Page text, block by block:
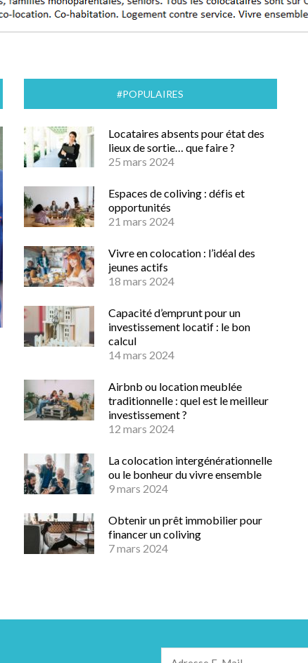
#POPULAIRES
Locataires absents pour état des
lieux de sortie… que faire ?
25 mars 2024
Espaces de coliving : défis et
opportunités
21 mars 2024
Vivre en colocation : l’idéal des
jeunes actifs
18 mars 2024
Capacité d’emprunt pour un
investissement locatif : le bon
calcul
14 mars 2024
Airbnb ou location meublée
traditionnelle : quel est le meilleur
investissement ?
12 mars 2024
La colocation intergénérationnelle
ou le bonheur du vivre ensemble
9 mars 2024
Obtenir un prêt immobilier pour
financer un coliving
7 mars 2024